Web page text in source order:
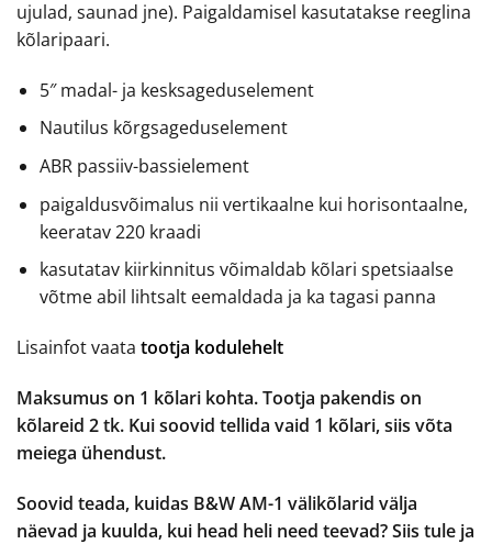
ujulad, saunad jne). Paigaldamisel kasutatakse reeglina
kõlaripaari.
5″ madal- ja kesksageduselement
Nautilus kõrgsageduselement
ABR passiiv-bassielement
paigaldusvõimalus nii vertikaalne kui horisontaalne,
keeratav 220 kraadi
kasutatav kiirkinnitus võimaldab kõlari spetsiaalse
võtme abil lihtsalt eemaldada ja ka tagasi panna
Lisainfot vaata tootja kodulehelt
Maksumus on 1 kõlari kohta. Tootja pakendis on
kõlareid 2 tk. Kui soovid tellida vaid 1 kõlari, siis võta
meiega ühendust.
Soovid teada, kuidas B&W AM-1 välikõlarid välja
näevad ja kuulda, kui head heli need teevad? Siis tule ja